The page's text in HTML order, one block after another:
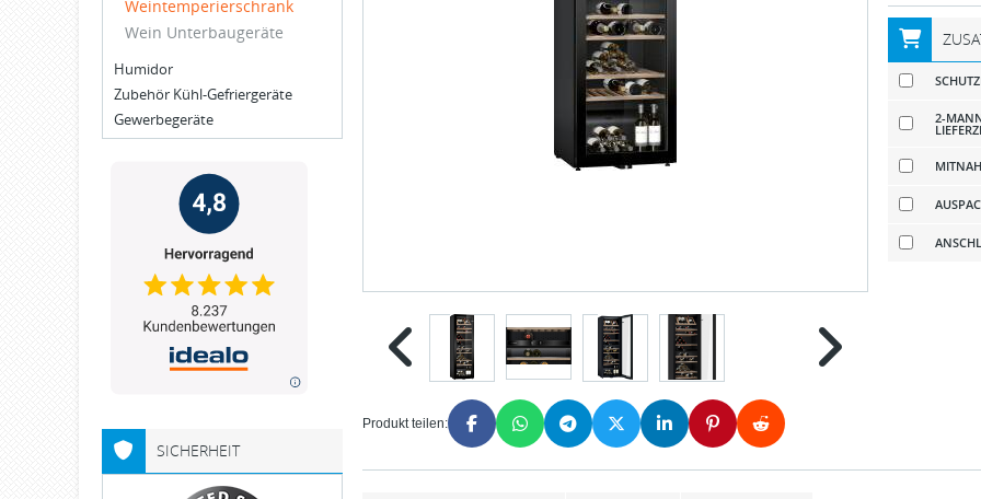
Produkt teilen:
2-
Weintemperierschrank
Wein Unterbaugeräte
Humidor
Zubehör Kühl-Gefriergeräte
Gewerbegeräte
SICHERHEIT